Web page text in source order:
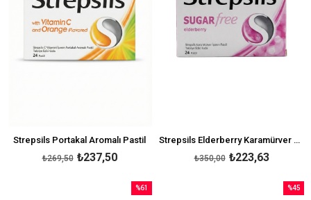
Strepsils Portakal Aromalı Pastil
₺237,50
₺269,50
Strepsils Elderberry Karamürver Şekersiz 24 Pastil
₺223,63
₺350,00
%61
%45